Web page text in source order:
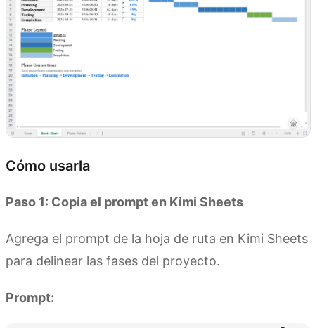
Cómo usarla
Paso 1: Copia el prompt en Kimi Sheets
Agrega el prompt de la hoja de ruta en Kimi Sheets
para delinear las fases del proyecto.
Prompt: